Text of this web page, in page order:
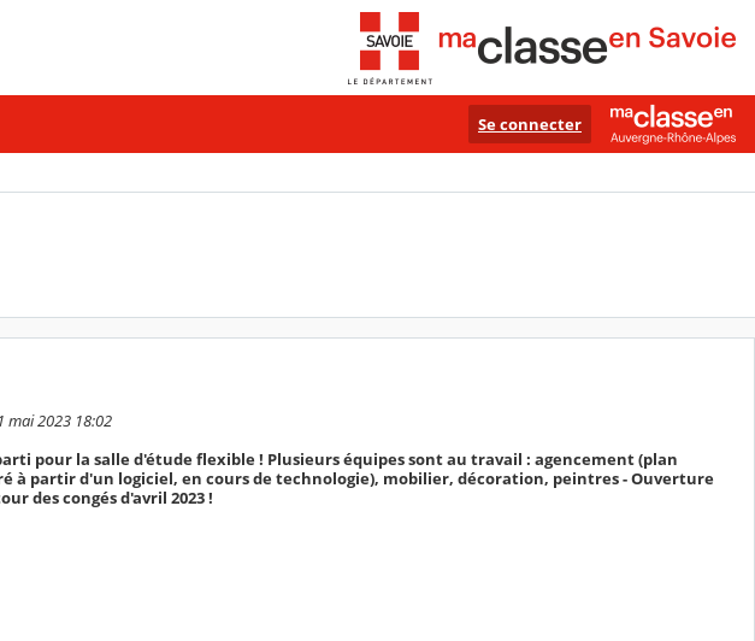
Se connecter
mai 2023 18:02
pour la salle d'étude flexible ! Plusieurs équipes sont au travail : agencement (plan
à partir d'un logiciel, en cours de technologie), mobilier, décoration, peintres - Ouverture
des congés d'avril 2023 !